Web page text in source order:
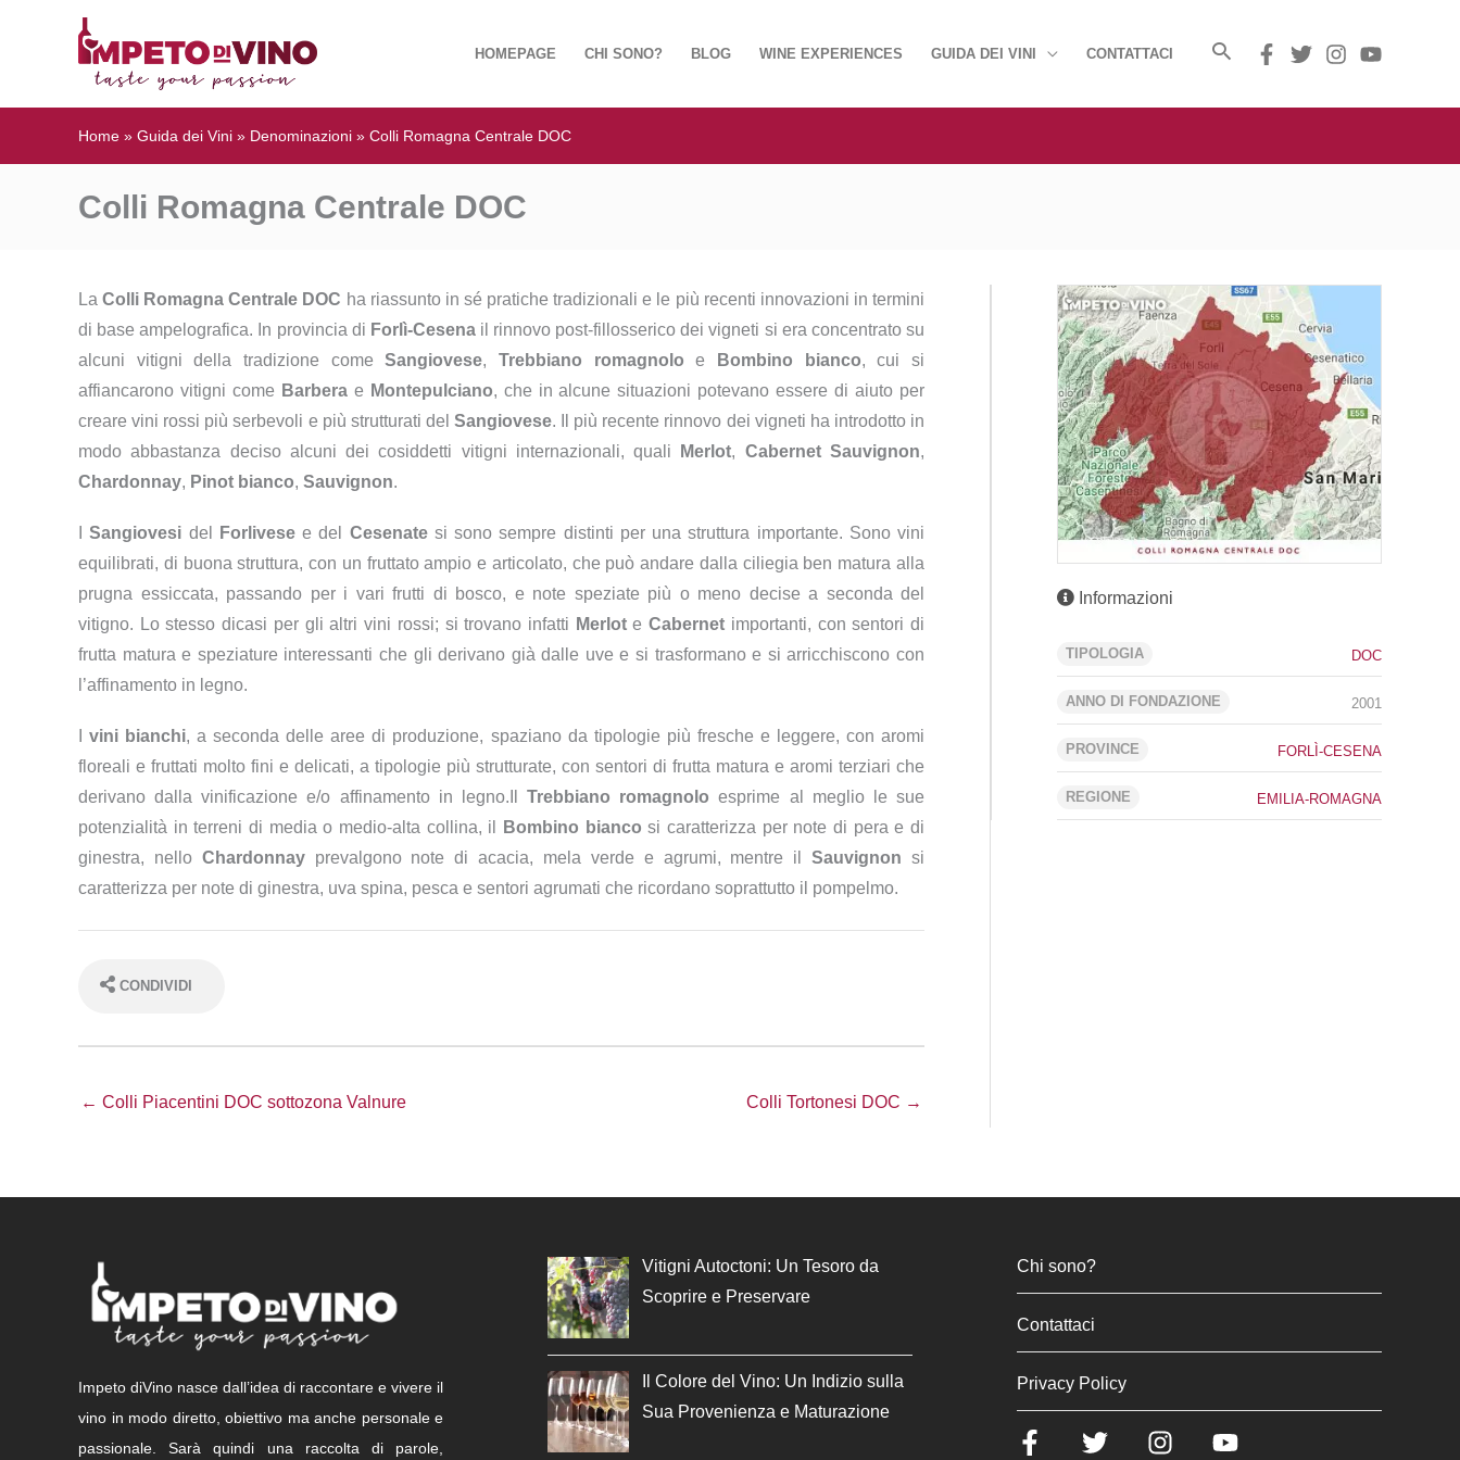
HOMEPAGE CHI SONO? BLOG WINE EXPERIENCES GUIDA DEI VINI CONTATTACI
Home » Guida dei Vini » Denominazioni » Colli Romagna Centrale DOC
Colli Romagna Centrale DOC
Informazioni
TIPOLOGIA DOC
ANNO DI FONDAZIONE 2001
PROVINCE FORLÌ-CESENA
REGIONE EMILIA-ROMAGNA
LaColli Romagna Centrale DOC ha riassunto in sé pratiche tradizionali e le più recenti innovazioni in termini
di base ampelografica. In provincia di Forlì-Cesenail rinnovo post-fillosserico dei vigneti si era concentrato su
alcuni vitigni della tradizione comeSangiovese,Trebbiano romagnolo e Bombino bianco, cui si
affiancarono vitigni come Barberae Montepulciano, che in alcune situazioni potevano essere di aiuto per
creare vini rossi più serbevoli e più strutturati del Sangiovese. Il più recente rinnovo dei vigneti ha introdotto in
modo abbastanza deciso alcuni dei cosiddetti vitigni internazionali, quali
Merlot, Cabernet Sauvignon,
Chardonnay, Pinot bianco, Sauvignon.
ISangiovesi del Forlivesee del Cesenatesi sono sempre distinti per una struttura importante. Sono vini
equilibrati, di buona struttura, con un fruttato ampio e articolato, che può andare dalla ciliegia ben matura alla
prugna essiccata, passando per i vari frutti di bosco, e note speziate più o meno decise a seconda del
vitigno. Lo stesso dicasi per gli altri vini rossi; si trovano infatti MerloteCabernet importanti, con sentori di
frutta matura e speziature interessanti che gli derivano già dalle uve e si trasformano e si arricchiscono con
l’affinamento in legno.
Ivini bianchi, a seconda delle aree di produzione, spaziano da tipologie più fresche e leggere, con aromi
floreali e fruttati molto fini e delicati, a tipologie più strutturate, con sentori di frutta matura e aromi terziari che
derivano dalla vinificazione e/o affinamento in legno.IlTrebbiano romagnoloesprime al meglio le sue
potenzialità in terreni di media o medio-alta collina, il
Bombino bianco si caratterizza per note di pera e di
ginestra, nello Chardonnayprevalgono note di acacia, mela verde e agrumi, mentre ilSauvignon si
caratterizza per note di ginestra, uva spina, pesca e sentori agrumati che ricordano soprattutto il pompelmo.
CONDIVIDI
← Colli Piacentini DOC sottozona Valnure Colli Tortonesi DOC →
Impeto diVino nasce dall’idea di raccontare e vivere il
vino in modo diretto, obiettivo ma anche personale e
passionale. Sarà quindi una raccolta di parole,
Vitigni Autoctoni: Un Tesoro da
Scoprire e Preservare
Il Colore del Vino: Un Indizio sulla
Sua Provenienza e Maturazione
Chi sono?
Contattaci
Privacy Policy